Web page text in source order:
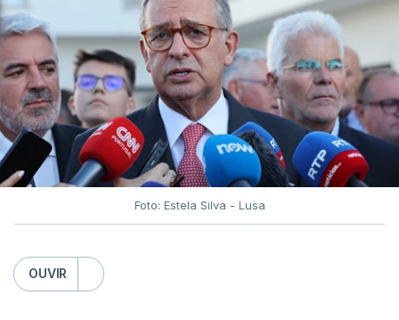
Foto: Estela Silva - Lusa
OUVIR